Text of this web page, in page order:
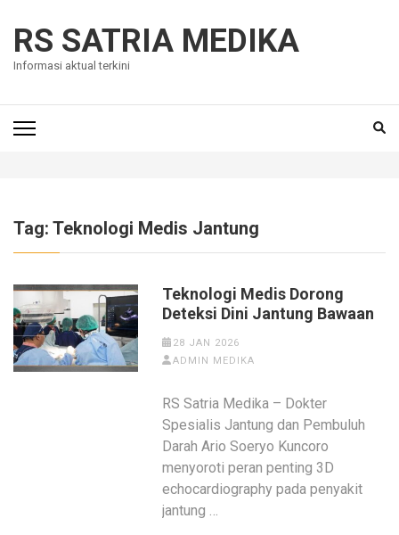
content
(Press
RS SATRIA MEDIKA
Informasi aktual terkini
Tag: Teknologi Medis Jantung
Teknologi Medis Dorong
Deteksi Dini Jantung Bawaan
28 JAN 2026
ADMIN MEDIKA
RS Satria Medika – Dokter
Spesialis Jantung dan Pembuluh
Darah Ario Soeryo Kuncoro
menyoroti peran penting 3D
echocardiography pada penyakit
jantung …